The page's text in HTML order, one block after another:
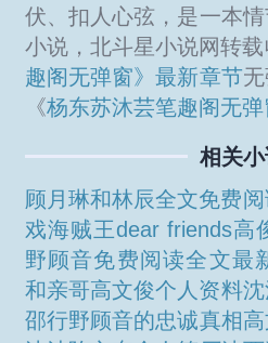
伏、扣人心弦，是一本
小说，北斗星小说网转
趣阁无弹窗》最新章节
《杨东苏沐芸笔趣阁无弹
相关
顾月琳和林辰全文免费
戏海贼王dear friends高
野顾音免费阅读全文最
和亲哥高文俊个人资料
邵行野顾音的忠诚真相